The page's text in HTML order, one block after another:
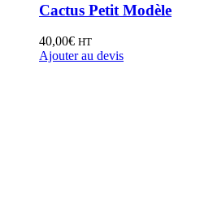
Cactus Petit Modèle
40,00€ HT
Ajouter au devis